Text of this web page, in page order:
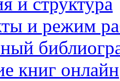
и режим
книг онлайн